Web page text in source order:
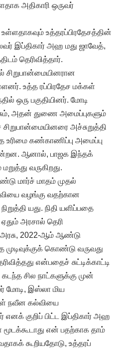
அதிகாரி ஒருவர்
உத்தரப்பிரதேசத்தின்
இப்திகார் அஹ மது ஜாவேத்,
தெரிவித்தார்.
உத்த ரப்பிரதேச மக்கள்
ஒரு பகுதியினர். மோடி
அதன் துணை அமைப்புகளும்
அச்சுறுத்தி
உரிமை கண்காணிப்பு அமைப்பு
ஆனால், பாஜக இந்தக்
வருகிறது.
மார்ச் மாதம் முதல்
வழங்கு வதற்கான
யது. நிதி யளிப்பதை
அரசால் தெரி
2022-ஆம் ஆண்டு
கொண்டு வருவது
என்பதைச் சுட்டிக்காட்டி
சில நாட்களுக்கு முன்
மோடி, இஸ்லா மிய
நவீன கல்வியை
எனக் குறிப் பிட்ட இப்திகார் அஹ
என் பதற்காக தாம்
கூறியதோடு, உத்தரப்